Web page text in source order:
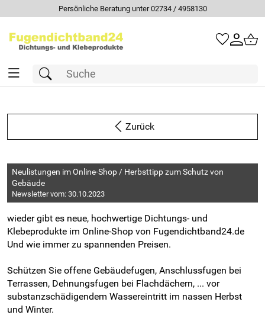
Persönliche Beratung unter 02734 / 4958130
Zurück
Neulistungen im Online-Shop / Herbsttipp zum Schutz von
Gebäude
Newsletter vom: 30.10.2023
wieder gibt es neue, hochwertige Dichtungs- und
Klebeprodukte im Online-Shop von Fugendichtband24.de
Und wie immer zu spannenden Preisen.
Schützen Sie offene Gebäudefugen, Anschlussfugen bei
Terrassen, Dehnungsfugen bei Flachdächern, ... vor
substanzschädigendem Wassereintritt im nassen Herbst
und Winter.